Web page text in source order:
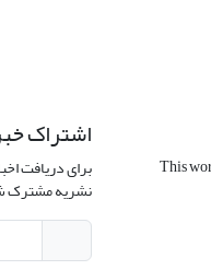
This
اشتراک
برای دریافت
نشریه مشترک